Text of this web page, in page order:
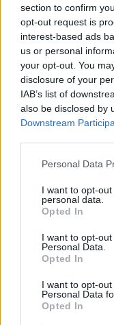
section to confirm
opt-out request is
interest-based ads
us or personal
your opt-out. You
disclosure of your
IAB’s list of
also be disclosed by
Downstream
Personal Data
I want to opt-
personal data.
Opted In
I want to opt-
Personal Data.
Opted In
I want to opt-
Personal Data
Opted In
Μάνη:
παραλάμβανε
06/08/2026 12:49